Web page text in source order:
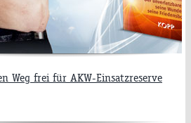
Weg frei für AKW-Einsatzreserve